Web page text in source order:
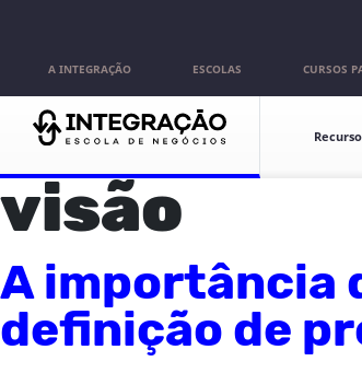
A INTEGRAÇÃO ESCOLAS CURSOS
Escolas
visão
A importância
definição de